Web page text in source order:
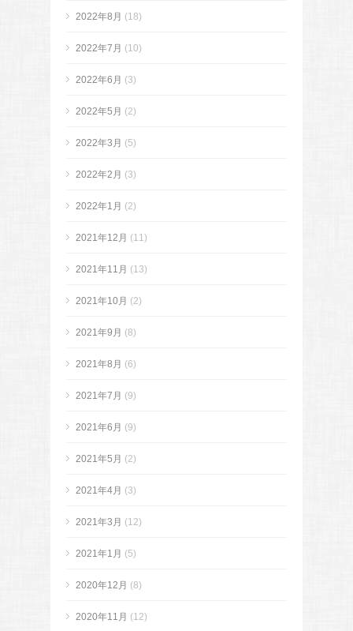
2022年8月 (18)
2022年7月 (10)
2022年6月 (3)
2022年5月 (2)
2022年3月 (5)
2022年2月 (3)
2022年1月 (2)
2021年12月 (11)
2021年11月 (13)
2021年10月 (2)
2021年9月 (8)
2021年8月 (6)
2021年7月 (9)
2021年6月 (9)
2021年5月 (2)
2021年4月 (3)
2021年3月 (12)
2021年1月 (5)
2020年12月 (8)
2020年11月 (12)